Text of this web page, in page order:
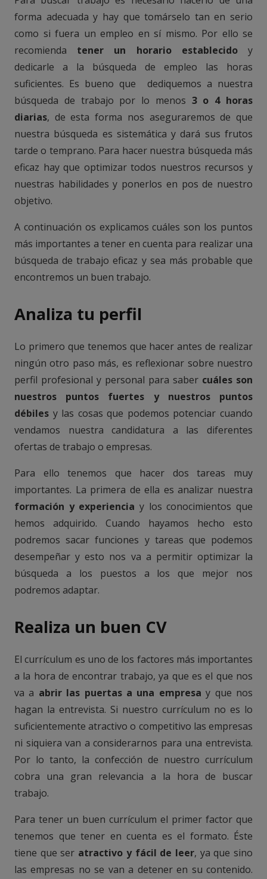
forma adecuada y hay que tomárselo tan en serio
como si fuera un empleo en sí mismo. Por ello se
recomienda tener un horario establecidoy
dedicarle a la búsqueda de empleo las horas
suficientes. Es bueno que dediquemos a nuestra
búsqueda de trabajo por lo menos 3 o 4 horas
diarias, de esta forma nos aseguraremos de que
nuestra búsqueda es sistemática y dará sus frutos
tarde o temprano. Para hacer nuestra búsqueda más
eficaz hay que optimizar todos nuestros recursos y
nuestras habilidades y ponerlos en pos de nuestro
objetivo.
A continuación os explicamos cuáles son los puntos
más importantes a tener en cuenta para realizar una
búsqueda de trabajo eficaz y sea más probable que
encontremos un buen trabajo.
Analiza tu perfil
Lo primero que tenemos que hacer antes de realizar
ningún otro paso más, es reflexionar sobre nuestro
perfil profesional y personal para saber cuáles son
nuestros puntos fuertes y nuestros puntos
débiles y las cosas que podemos potenciar cuando
vendamos nuestra candidatura a las diferentes
ofertas de trabajo o empresas.
Para ello tenemos que hacer dos tareas muy
importantes. La primera de ella es analizar nuestra
formación y experiencia y los conocimientos que
hemos adquirido. Cuando hayamos hecho esto
podremos sacar funciones y tareas que podemos
desempeñar y esto nos va a permitir optimizar la
búsqueda a los puestos a los que mejor nos
podremos adaptar.
Realiza un buen CV
El currículum es uno de los factores más importantes
a la hora de encontrar trabajo, ya que es el que nos
va a abrir las puertas a una empresa y que nos
hagan la entrevista. Si nuestro currículum no es lo
suficientemente atractivo o competitivo las empresas
ni siquiera van a considerarnos para una entrevista.
Por lo tanto, la confección de nuestro currículum
cobra una gran relevancia a la hora de buscar
trabajo.
Para tener un buen currículum el primer factor que
tenemos que tener en cuenta es el formato. Éste
tiene que ser atractivo y fácil de leer, ya que sino
las empresas no se van a detener en su contenido.